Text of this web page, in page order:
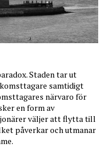
Staden tar ut
samtidigt
närvaro för
en form av
väljer att flytta till
påverkar och utmanar